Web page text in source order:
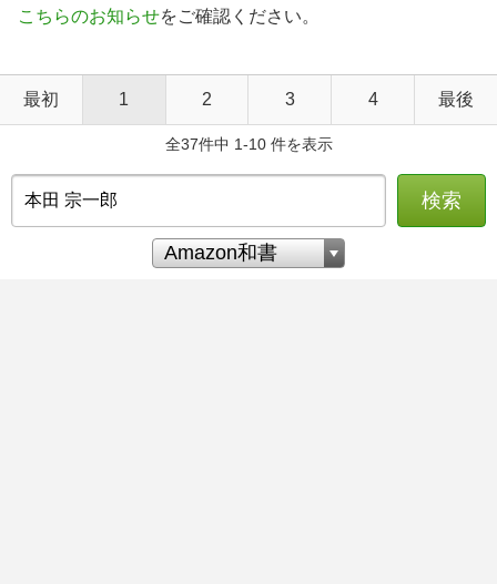
こちらのお知らせをご確認ください。
最初 1 2 3 4 最後
全37件中 1-10 件を表示
検索